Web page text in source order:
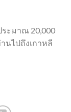
ระมาณ 20,000
นไปถึงเกาหลี